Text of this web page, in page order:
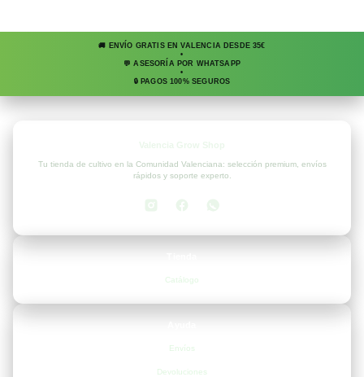
🚚 ENVÍO GRATIS EN VALENCIA DESDE 35€
•
💬 ASESORÍA POR WHATSAPP
•
🔒 PAGOS 100% SEGUROS
Tu tienda de cultivo en la Comunidad Valenciana: selección premium, envíos
rápidos y soporte experto.
Catálogo
Envíos
Devoluciones